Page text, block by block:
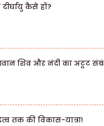
कैसे हों?
शिव और नंदी का अटूट
तक की विकास-यात्रा!